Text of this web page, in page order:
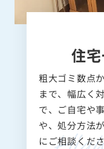
住
粗大ゴミ数点
まで、幅広く
で、ご自宅や
や、処分方法
にご相談くだ